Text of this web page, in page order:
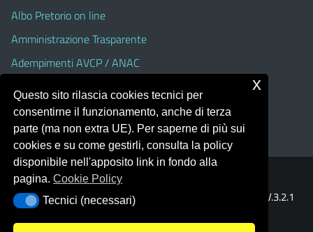
Albo Pretorio on line
Amministrazione Trasparente
Adempimenti AVCP / ANAC
Dichiarazione di accessibilità
Portale realizzato con la piattaforma
Template Italia configurato sul tema accessibile
V.3.2.1
(Alioth)
Questo sito rilascia cookies tecnici per
consentirne il funzionamento, anche di terza
parte (ma non extra UE). Per saperne di più sui
cookies e su come gestirli, consulta la policy
disponibile nell'apposito link in fondo alla
pagina.Cookie Policy
Tecnici (necessari)
Tecnici (necessari)
x